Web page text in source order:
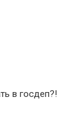
в госдеп?!